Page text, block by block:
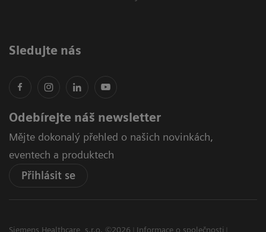
Sledujte nás
Odebírejte náš newsletter
Mějte dokonalý přehled o našich novinkách,
eventech a produktech
Přihlásit se
Siemens Healthcare, s.r.o. ©2026
Informace o společnosti